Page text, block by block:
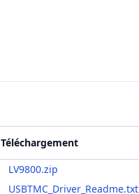
Téléchargement
LV9800.zip
USBTMC_Driver_Readme.txt